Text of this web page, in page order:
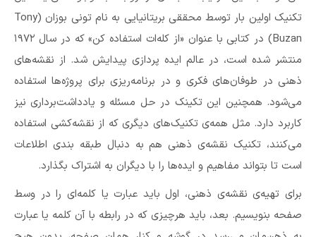
تکنیک اولین بار توسط محققی بریتانیایی به نام تونی بوزان (Tony
Buzan) در کتابی با عنوان «از کله‌ات استفاده کن» که در سال ۱۹۷۲
منتشر شده است، در عالم ایده پردازی پیدایش شد. از نقشه‌‌های
ذهنی در طوفان‌های فکری و در برنامه‌ریزی برای پروژه‌ها استفاده
می‌شود. همچنین این تکینک در حل مسئله و یادداشت‌برداری نیز
کاربرد دارد. مثل همه‌ی تکنیک‌های دیگری که از نقشه‌کشی استفاده
می‌کنند، تکنیک نقشه‌ی ذهنی هم به دنبال طبقه بندی اطلاعات
است تا بتواند مفاهیم و ایده‌ها را با دیگران به اشتراک بگذارد.
برای تهیه‌ی نقشه‌‌ی ذهنی، اول باید عبارت یا کلمه‌ای را در وسط
صفحه بنویسیم. بعد، باید هرچیزی که در رابطه با آن کلمه یا عبارت